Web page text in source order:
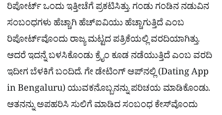
ರಿಪೋರ್ಟ್​ ಒಂದು ಇತ್ತೀಚೆಗೆ ಪ್ರಕಟಿಸಿತ್ತು. ಗಂಡು ಗಂಡಿನ ನಡುವಿನ
ಸಂಬಂಧಗಳು ಹೆಚ್ಚಾಗಿ ಹೆಚ್​​ಐವಿಯು ಹೆಚ್ಚಾಗುತ್ತಿದೆ ಎಂಬ
ರಿಪೋರ್ಟ್​ವೊಂದು ರಾಜ್ಯ ಮಟ್ಟದ ಪತ್ರಿಕೆಯಲ್ಲಿ ವರದಿಯಾಗಿತ್ತು.
ಆದರೆ ಇದನ್ನೆ ಬಳಸಿಕೊಂಡು ಕ್ರೈಂ ಕೂಡ ನಡೆಯುತ್ತಿದೆ ಎಂಬ ವರದಿ
ಇದೀಗ ಬೆಳಕಿಗೆ ಬಂದಿದೆ. ಗೇ ಡೇಟಿಂಗ್ ಆಪ್​ನಲ್ಲಿ (Dating App
in Bengaluru) ಯುವಕನೊಬ್ಬನನ್ನು ಪರಿಚಯ ಮಾಡಿಕೊಂಡು.
ಆತನನ್ನು ಅಪಹರಿಸಿ ಸುಲಿಗೆ ಮಾಡಿದ ಸಂಬಂಧ ಕೇಸ್​ವೊಂದು